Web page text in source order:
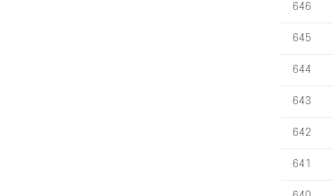
646
645
644
643
642
641